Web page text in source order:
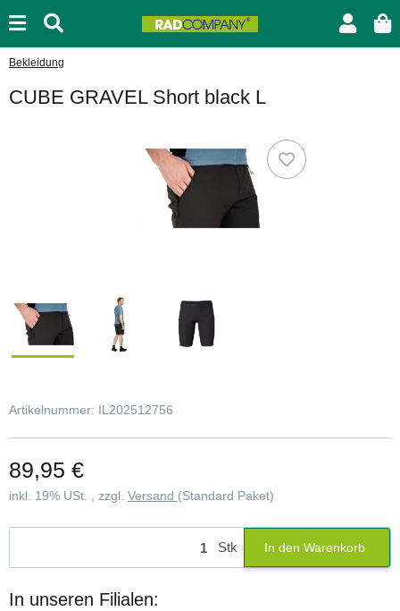
Bekleidung
CUBE GRAVEL Short black L
Artikelnummer: IL202512756
89,95 €
inkl. 19% USt. , zzgl. Versand (Standard Paket)
Stk In den Warenkorb
In unseren Filialen: